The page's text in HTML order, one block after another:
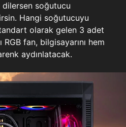
dilersen soğutucu
Hangi soğutucuyu
olarak gelen 3 adet
fan, bilgisayarını hem
aydınlatacak.